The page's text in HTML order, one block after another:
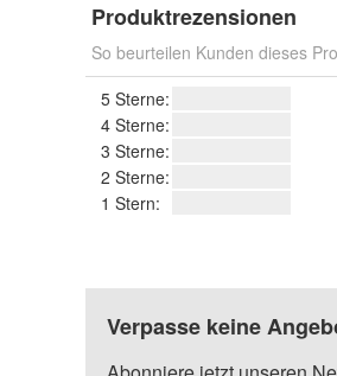
Produktrezensionen
So beurteilen Kunden dieses
5 Sterne:
4 Sterne:
3 Sterne:
2 Sterne:
1 Stern:
Verpasse keine